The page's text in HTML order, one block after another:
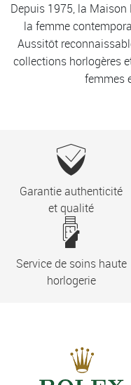
Depuis 1975, la
la femme
Aussitôt
collections horlogères
femmes
Garantie authenticité
et qualité
Service de soins haute
horlogerie